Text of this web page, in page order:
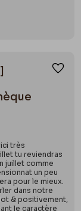
très
tu reviendras
juillet comme
un peu
pour le mieux.
dans notre
& positivement,
le caractère